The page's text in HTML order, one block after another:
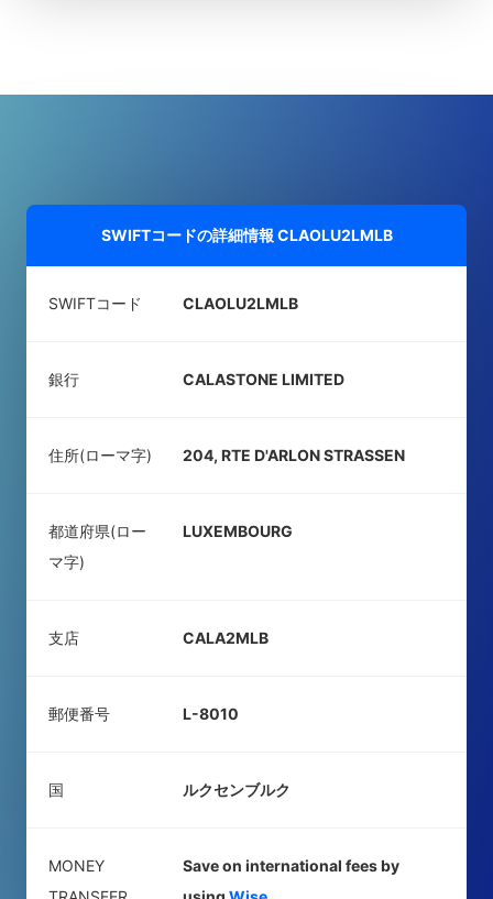
SWIFTコードの詳細情報 CLAOLU2LMLB
SWIFTコード CLAOLU2LMLB
銀行 CALASTONE LIMITED
住所(ローマ字) 204, RTE D'ARLON STRASSEN
都道府県(ロー
マ字)
LUXEMBOURG
支店 CALA2MLB
郵便番号 L-8010
国 ルクセンブルク
MONEY
Save on international fees by